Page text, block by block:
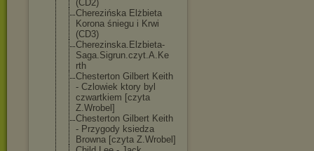
(CD2)
Cherezińska Elżbieta
Korona śniegu i Krwi
(CD3)
Cherezinska.El zbieta-
Saga.Sigrun.czyt.A.Ke
rth
Chesterton Gilbert Keith
- Czlowiek ktory byl
czwartkiem [czyta
Z.Wrobel]
Chesterton Gilbert Keith
- Przygody ksiedza
Browna [czyta Z.Wrobel]